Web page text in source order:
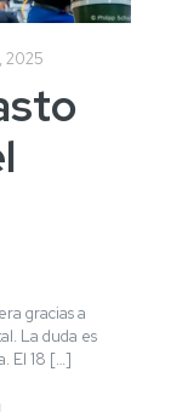
2025
gracias a
La duda es
El 18 […]